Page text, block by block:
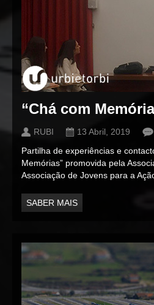
“Chá com
RUBI 13 Abril, 2019
Partilha de experiências e
Memórias” promovida pela
Associação de Jovens para a
SABER MAIS